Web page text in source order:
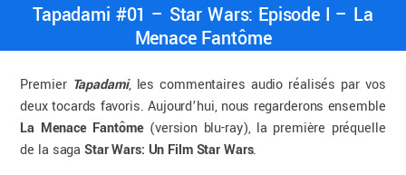
Tapadami #01 – Star Wars: Episode I – La
Menace Fantôme
Premier Tapadami, les commentaires audio réalisés par vos
deux tocards favoris. Aujourd’hui, nous regarderons ensemble
La Menace Fantôme(version blu-ray), la première préquelle
de la saga Star Wars: Un Film Star Wars.